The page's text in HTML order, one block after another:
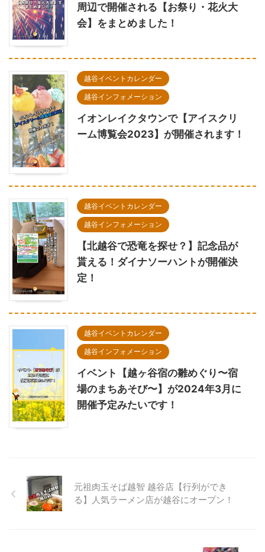
周辺で開催される【お祭り・花火大
会】をまとめました！
越谷イベントカレンダー
越谷インフォメーション
イオンレイクタウンで【アイスクリ
ーム博覧会2023】が開催されます！
越谷イベントカレンダー
越谷インフォメーション
【北越谷で恐竜を探せ？】記念品が
貰える！ダイナソーハントが開催決
定！
越谷イベントカレンダー
越谷インフォメーション
イベント【越ヶ谷宿の雛めぐり〜宿
場のまちあそび〜】が2024年3月に
開催予定みたいです！
元祖肉玉そば越智 越谷店【行列ができ
る】人気ラーメン店が越谷にオープン！